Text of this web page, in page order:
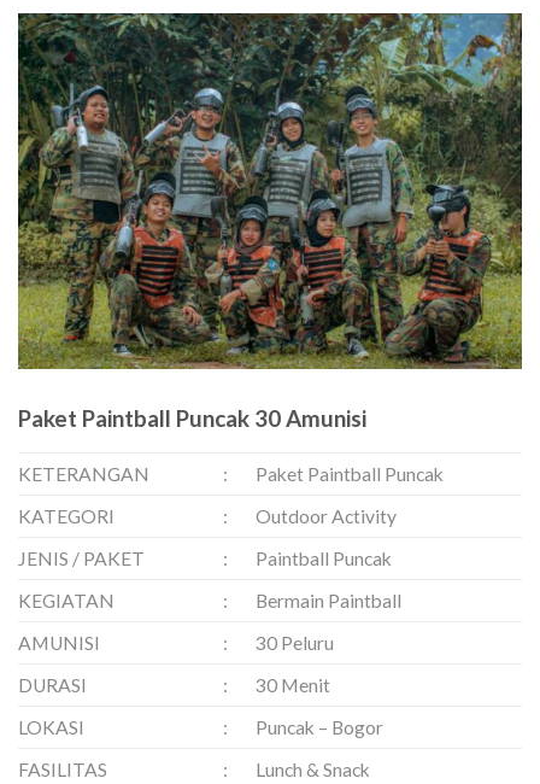
Paket Paintball Puncak 30 Amunisi
KETERANGAN :
Paket Paintball Puncak
KATEGORI
:
Outdoor Activity
JENIS / PAKET
:
Paintball Puncak
KEGIATAN
:
Bermain Paintball
AMUNISI
:
30 Peluru
DURASI
:
30 Menit
LOKASI
:
Puncak – Bogor
FASILITAS
:
Lunch & Snack